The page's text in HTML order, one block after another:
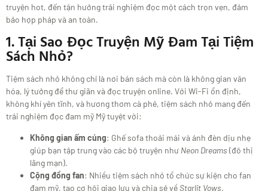
truyện hot, đến tận hưởng trải nghiệm đọc một cách trọn vẹn, đảm
bảo hợp pháp và an toàn.
1. Tại Sao Đọc Truyện Mỹ Đam Tại Tiệm
Sách Nhỏ?
Tiệm sách nhỏ không chỉ là nơi bán sách mà còn là không gian văn
hóa, lý tưởng để thư giãn và đọc truyện online. Với Wi-Fi ổn định,
không khí yên tĩnh, và hương thơm cà phê, tiệm sách nhỏ mang đến
trải nghiệm đọc đam mỹ Mỹ tuyệt vời:
Không gian ấm cúng: Ghế sofa thoải mái và ánh đèn dịu nhẹ
giúp bạn tập trung vào các bộ truyện như Neon Dreams (đô thị
lãng mạn).
Cộng đồng fan: Nhiều tiệm sách nhỏ tổ chức sự kiện cho fan
đam mỹ, tạo cơ hội giao lưu và chia sẻ vềStarlit Vows.